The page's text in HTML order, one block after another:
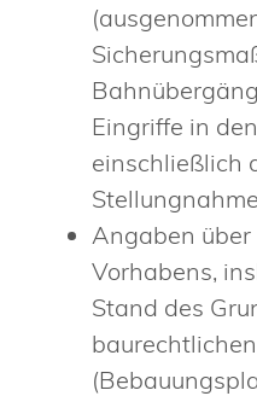
Eingriffe in
einschließlich
Stellungnahme
Angaben
Vorhabens,
Stand des